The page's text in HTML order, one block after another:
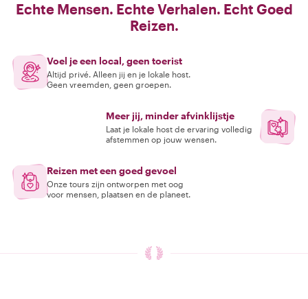
Echte Mensen. Echte Verhalen. Echt Goed
Reizen.
Voel je een local, geen toerist
Altijd privé. Alleen jij en je lokale host.
Geen vreemden, geen groepen.
Meer jij, minder afvinklijstje
Laat je lokale host de ervaring volledig
afstemmen op jouw wensen.
Reizen met een goed gevoel
Onze tours zijn ontworpen met oog
voor mensen, plaatsen en de planeet.